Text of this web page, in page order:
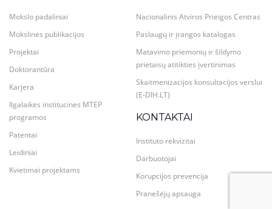
Mokslo padaliniai
Mokslinės publikacijos
Projektai
Doktorantūra
Karjera
Ilgalaikės institucinės MTEP
programos
Patentai
Leidiniai
Kvietimai projektams
Nacionalinis Atviros Prieigos Centras
Paslaugų ir įrangos katalogas
Matavimo priemonių ir šildymo
prietaisų atitikties įvertinimas
Skaitmenizacijos konsultacijos verslui
(E-DIH.LT)
KONTAKTAI
Instituto rekvizitai
Darbuotojai
Korupcijos prevencija
Pranešėjų apsauga